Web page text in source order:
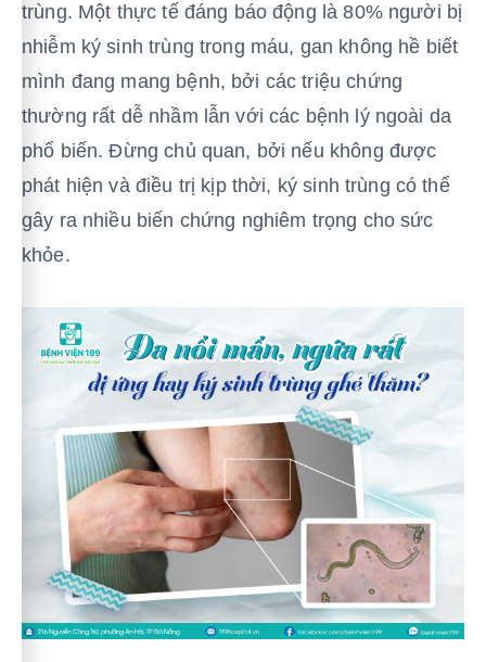
trùng. Một thực tế đáng báo động là 80% người bị
nhiễm ký sinh trùng trong máu, gan không hề biết
mình đang mang bệnh, bởi các triệu chứng
thường rất dễ nhầm lẫn với các bệnh lý ngoài da
phổ biến. Đừng chủ quan, bởi nếu không được
phát hiện và điều trị kịp thời, ký sinh trùng có thể
gây ra nhiều biến chứng nghiêm trọng cho sức
khỏe.